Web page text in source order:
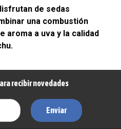
de sedas
una combustión
aroma a uva y la calidad
recibir novedades
Enviar